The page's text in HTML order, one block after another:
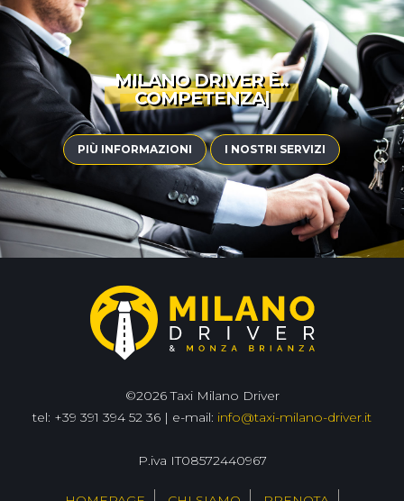
MILANO DRIVER È..
COMPETENZA|
©2026 Taxi Milano Driver
tel: +39 391 394 52 36 | e-mail: info@taxi-milano-driver.it
P.iva IT08572440967